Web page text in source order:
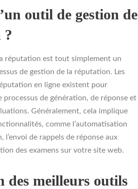
outil de gestion de
?
réputation est tout simplement un
de gestion de la réputation. Les
en ligne existent pour
de génération, de réponse et
Généralement, cela implique
comme l’automatisation
l’envoi de rappels de réponse aux
des examens sur votre site web.
des meilleurs outils